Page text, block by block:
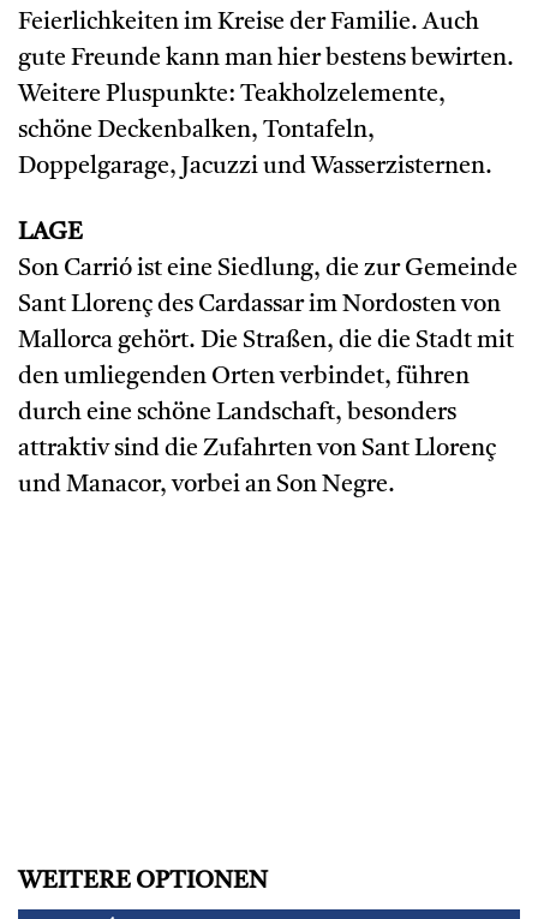
Feierlichkeiten im Kreise der Familie. Auch
gute Freunde kann man hier bestens bewirten.
Weitere Pluspunkte: Teakholzelemente,
schöne Deckenbalken, Tontafeln,
Doppelgarage, Jacuzzi und Wasserzisternen.
LAGE
Son Carrió ist eine Siedlung, die zur Gemeinde
Sant Llorenç des Cardassar im Nordosten von
Mallorca gehört. Die Straßen, die die Stadt mit
den umliegenden Orten verbindet, führen
durch eine schöne Landschaft, besonders
attraktiv sind die Zufahrten von Sant Llorenç
und Manacor, vorbei an Son Negre.
WEITERE OPTIONEN